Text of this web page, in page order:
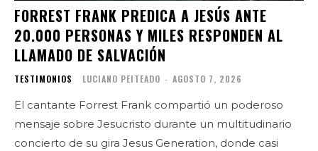
FORREST FRANK PREDICA A JESÚS ANTE
20.000 PERSONAS Y MILES RESPONDEN AL
LLAMADO DE SALVACIÓN
TESTIMONIOS LUCIANO PEITEADO - AGOSTO 7, 2026
El cantante Forrest Frank compartió un poderoso
mensaje sobre Jesucristo durante un multitudinario
concierto de su gira Jesus Generation, donde casi